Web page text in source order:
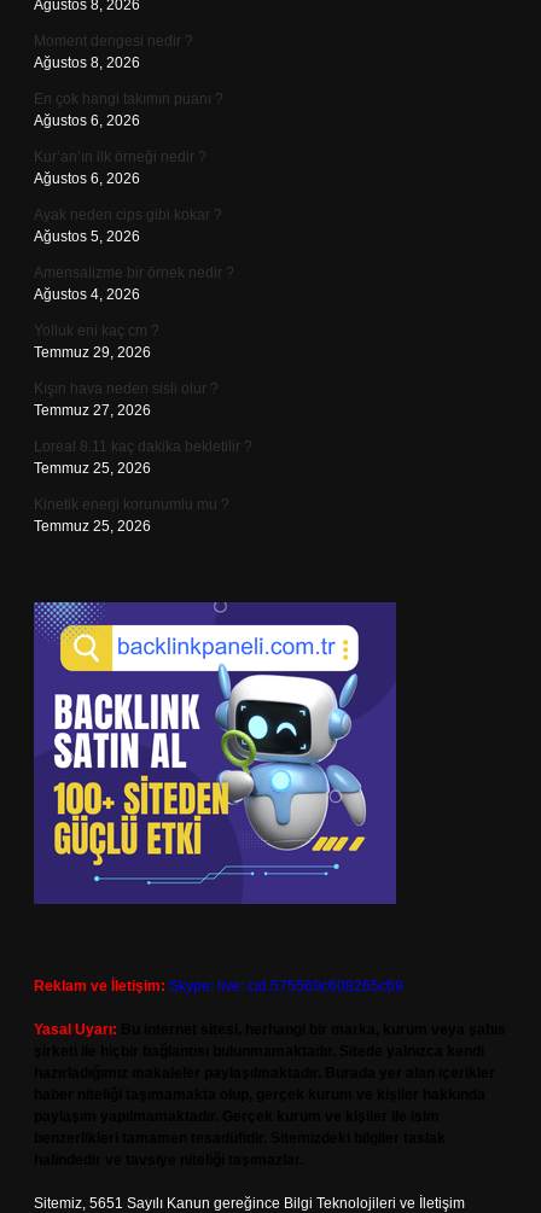
Ağustos 8, 2026
Moment dengesi nedir ?
Ağustos 8, 2026
En çok hangi takımın puanı ?
Ağustos 6, 2026
Kur’an’ın ilk örneği nedir ?
Ağustos 6, 2026
Ayak neden cips gibi kokar ?
Ağustos 5, 2026
Amensalizme bir örnek nedir ?
Ağustos 4, 2026
Yolluk eni kaç cm ?
Temmuz 29, 2026
Kışın hava neden sisli olur ?
Temmuz 27, 2026
Loreal 8.11 kaç dakika bekletilir ?
Temmuz 25, 2026
Kinetik enerji korunumlu mu ?
Temmuz 25, 2026
Reklam ve İletişim: Skype: live:.cid.575569c608265c69
Yasal Uyarı:
Sitemiz, 5651 Sayılı Kanun gereğince Bilgi Teknolojileri ve İletişim